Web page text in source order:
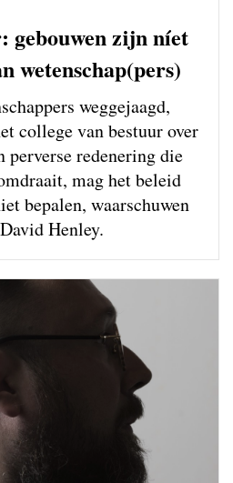
gebouwen zijn níet
wetenschap(pers)
weg­gejaagd,
college van bestuur over
perverse redenering die
mag het beleid
bepalen, waarschuwen
Henley.